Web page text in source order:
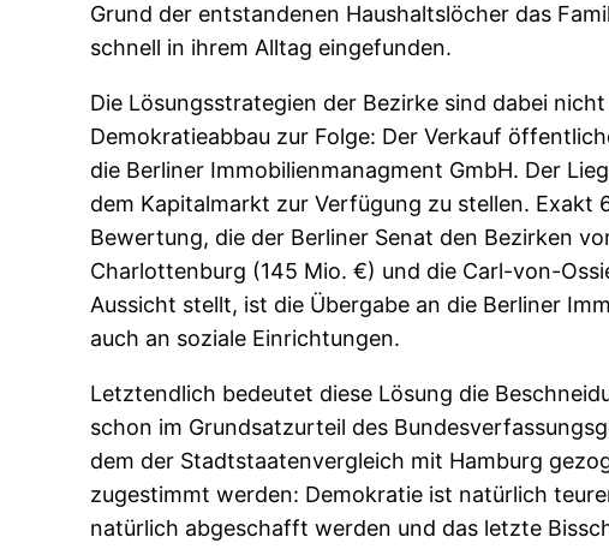
Grund der entstandenen Haushaltslöcher das
schnell in ihrem Alltag eingefunden.
Die Lösungsstrategien der Bezirke sind dabei
Demokratieabbau zur Folge: Der Verkauf
die Berliner Immobilienmanagment GmbH. Der
dem Kapitalmarkt zur Verfügung zu stellen.
Bewertung, die der Berliner Senat den Bezirken
Charlottenburg (145 Mio. €) und die Carl-von-
Aussicht stellt, ist die Übergabe an die Berliner
auch an soziale Einrichtungen.
Letztendlich bedeutet diese Lösung die
schon im Grundsatzurteil des
dem der Stadtstaatenvergleich mit Hamburg
zugestimmt werden: Demokratie ist natürlich
natürlich abgeschafft werden und das letzte